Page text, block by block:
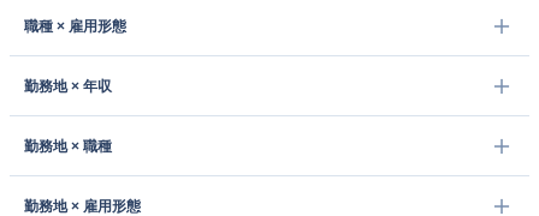
職種 × 雇用形態
勤務地 × 年収
勤務地 × 職種
勤務地 × 雇用形態